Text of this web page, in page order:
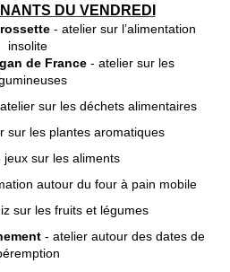
DU VENDREDI
- atelier sur l’alimentation
insolite
de France- atelier sur les
sur les déchets alimentaires
sur les plantes aromatiques
jeux sur les aliments
autour du four à pain mobile
sur les fruits et légumes
- atelier autour des dates de